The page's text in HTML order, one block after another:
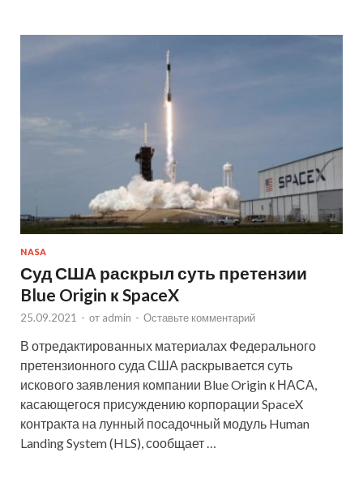
NASA
Суд США раскрыл суть претензии
Blue Origin к SpaceX
25.09.2021 - от admin - Оставьте комментарий
В отредактированных материалах Федерального
претензионного суда США раскрывается суть
искового заявления компании Blue Origin к НАСА,
касающегося присуждению корпорации SpaceX
контракта на лунный посадочный модуль Human
Landing System (HLS), сообщает …